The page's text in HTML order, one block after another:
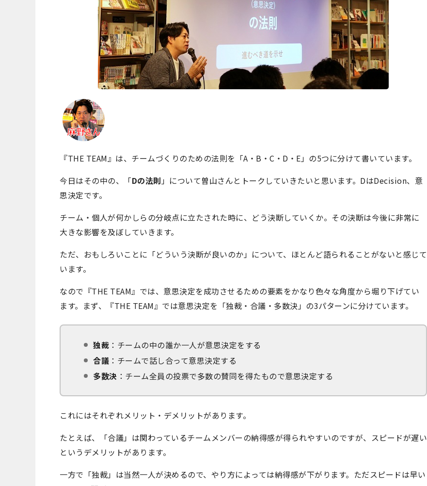
『THE TEAM』は、チームづくりのための法則を「A・B・C・D・E」の5つに分けて書いています。
今日はその中の、「Dの法則」について曽山さんとトークしていきたいと思います。DはDecision、意
思決定です。
チーム・個人が何かしらの分岐点に立たされた時に、どう決断していくか。その決断は今後に非常に
大きな影響を及ぼしていきます。
ただ、おもしろいことに「どういう決断が良いのか」について、ほとんど語られることがないと感じて
います。
なので『THE TEAM』では、意思決定を成功させるための要素をかなり色々な角度から堀り下げてい
ます。まず、『THE TEAM』では意思決定を「独裁・合議・多数決」の3パターンに分けています。
独裁 ：チームの中の誰か一人が意思決定をする
合議 ：チームで話し合って意思決定する
多数決 ：チーム全員の投票で多数の賛同を得たもので意思決定する
これにはそれぞれメリット・デメリットがあります。
たとえば、「合議」は関わっているチームメンバーの納得感が得られやすいのですが、スピードが遅い
というデメリットがあります。
一方で「独裁」は当然一人が決めるので、やり方によっては納得感が下がります。ただスピードは早い